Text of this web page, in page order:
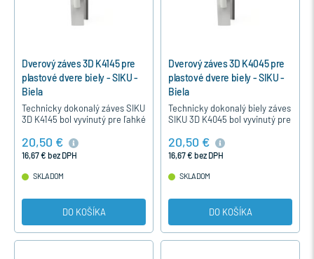
Dverový záves 3D K4145 pre
plastové dvere biely - SIKU -
Biela
Technicky dokonalý záves SIKU
3D K4145 bol vyvinutý pre ľahké
výškou naliehavky 18-22 mm.
Záves je nastaviteľný a…
20,50 €
16,67 € bez DPH
SKLADOM
DO KOŠÍKA
Dverový záves 3D K4045 pre
plastové dvere biely - SIKU -
Biela
Technicky dokonalý biely záves
SIKU 3D K4045 bol vyvinutý pre
s výškou naliehavky 15-19mm.
Záves je…
20,50 €
16,67 € bez DPH
SKLADOM
DO KOŠÍKA